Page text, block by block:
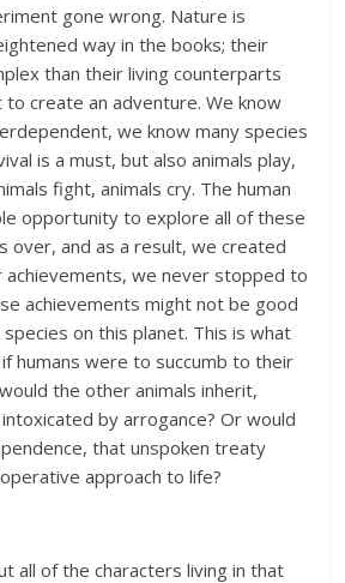
gone wrong. Nature is
way in the books; their
than their living counterparts
create an adventure. We know
we know many species
is a must, but also animals play,
fight, animals cry. The human
opportunity to explore all of these
over, and as a result, we created
achievements, we never stopped to
achievements might not be good
on this planet. This is what
humans were to succumb to their
the other animals inherit,
by arrogance? Or would
that unspoken treaty
approach to life?
all of the characters living in that